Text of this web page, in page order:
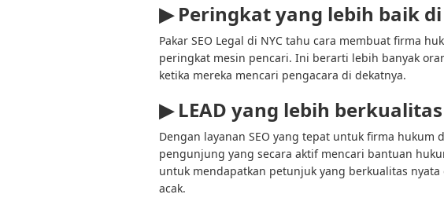
▶Peringkat yang lebih baik di
Pakar SEO Legal di NYC tahu cara membuat firma
peringkat mesin pencari. Ini berarti lebih banyak
ketika mereka mencari pengacara di dekatnya.
▶LEAD yang lebih berkualitas
Dengan layanan SEO yang tepat untuk firma hukum
pengunjung yang secara aktif mencari bantuan
untuk mendapatkan petunjuk yang berkualitas
acak.